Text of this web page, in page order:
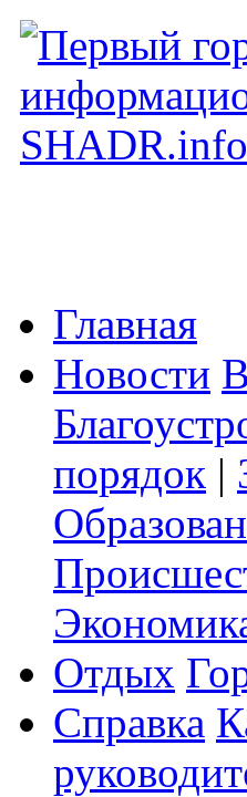
Главная
Новости
порядок |
Отдых
Справка